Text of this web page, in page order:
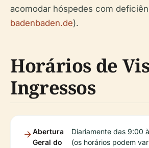
acomodar hóspedes com
badenbaden.de).
Horários de
Ingressos
Abertura
Geral do
Diariamente das 9:00
(os horários podem